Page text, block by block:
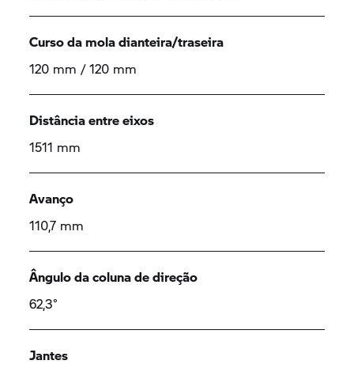
Curso da mola dianteira/traseira
120 mm / 120 mm
Distância entre eixos
1511 mm
Avanço
110,7 mm
Ângulo da coluna de direção
62,3°
Jantes